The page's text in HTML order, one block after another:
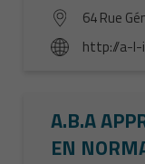
64 Rue
http://a-
A.B.A
EN